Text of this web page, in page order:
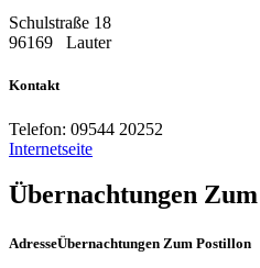
Schulstraße 18
96169
Lauter
Kontakt
Telefon: 09544 20252
Internetseite
Übernachtungen
AdresseÜbernachtungen Zum Postillon